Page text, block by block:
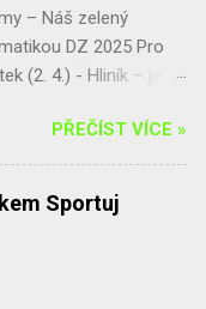
i nadále.
ale i staré mobily,
- YPEF 2025 –
Pondělí (31.
Muzeum Vysočiny
– Náš zelený
DZ 2025 Pro
(2. 4.) - Hliník – ještě
živá učebna U
pozemku,
p. dohled - Mgr.
- Ekologická
podél komunikace
p. dohled: Mgr.
PŘEČÍST VÍCE »
Sportuj